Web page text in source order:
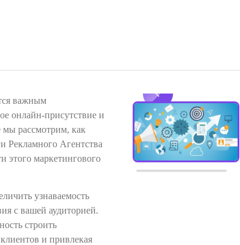
важным
онлайн-присутствие и
мы рассмотрим, как
Рекламного Агентства
этого маркетингового
узнаваемость
с вашей аудиторией.
строить
и привлекая